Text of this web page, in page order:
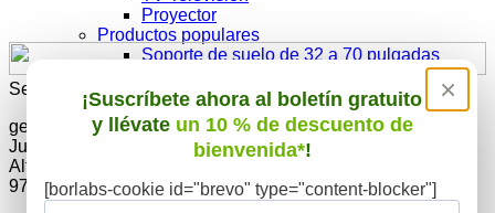
Proyector
Productos populares
Soporte de suelo de 32 a 70 pulgadas
TV (43 pulgadas)
Accesorios
Accesorios
Impresora
Antirrobo
Soporte de suelo
Kontakt nur wärmstens empfehlen! Immer
gerne jederzeit wieder!
×
¡Suscríbete ahora al boletín gratuito
y llévate un 10 % de descuento de
bienvenida*!
[borlabs-cookie id="brevo" type="content-blocker"]
Sede social y contacto
get-IT-easy e.K.
Julian Lenhart
Alte Reichsstraße 33
97346 Iphofen